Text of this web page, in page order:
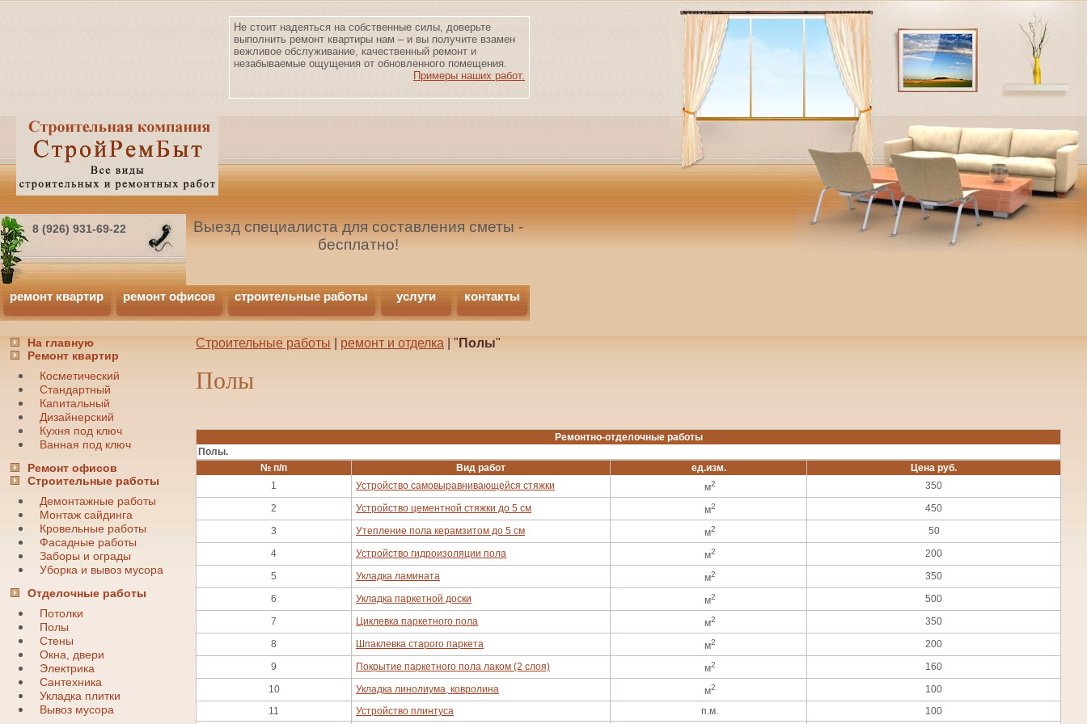
Не стоит надеяться на собственные силы, доверьте
выполнить ремонт квартиры нам – и вы получите взамен
вежливое обслуживание, качественный ремонт и
незабываемые ощущения от обновленного помещения.
Примеры наших работ.
8 (926) 931-69-22
Выезд специалиста для составления сметы -
бесплатно!
ремонт квартир ремонт офисов строительные работы услуги контакты
На главную
Ремонт квартир
Косметический
Стандартный
Капитальный
Дизайнерский
Кухня под ключ
Ванная под ключ
Ремонт офисов
Строительные работы
Демонтажные работы
Монтаж сайдинга
Кровельные работы
Фасадные работы
Заборы и ограды
Уборка и вывоз мусора
Отделочные работы
Потолки
Полы
Стены
Окна, двери
Электрика
Сантехника
Укладка плитки
Вывоз мусора
Строительные работы ремонт и отделка | " Полы"
Полы
Ремонтно-отделочные работы
Полы.
№ п/п
Вид работ ед.изм.
Цена руб.
1
Устройство самовыравнивающейся стяжки м2
350
2
Устройство цементной стяжки до 5 см м2
450
3
Утепление пола керамзитом до 5 см м2
50
4
Устройство гидроизоляции пола м2
200
5
Укладка ламината м2
350
6
Укладка паркетной доски м2
500
7
Циклевка паркетного пола м2
350
8
Шпаклевка старого паркета м2
200
9
Покрытие паркетного пола лаком (2 слоя) м2
160
10
Укладка линолиума, ковролина м2
100
11
Устройство плинтуса п.м. 100